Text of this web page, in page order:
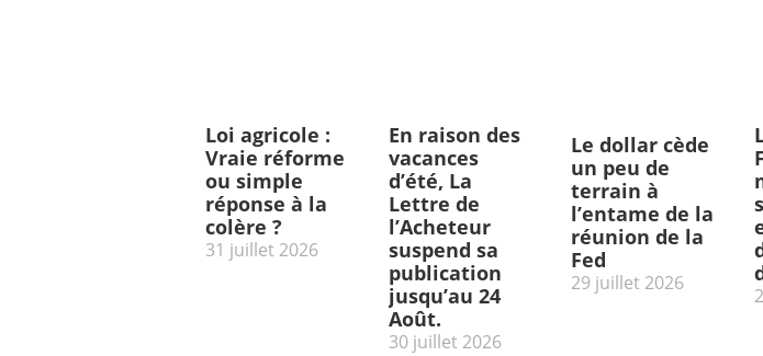
Loi agricole :
Vraie réforme
ou simple
réponse à la
colère ?
31 juillet 2026
En raison des
vacances
d’été, La
Lettre de
l’Acheteur
suspend sa
publication
jusqu’au 24
Août.
30 juillet 2026
Le dollar cède
un peu de
terrain à
l’entame de la
réunion de la
Fed
29 juillet 2026